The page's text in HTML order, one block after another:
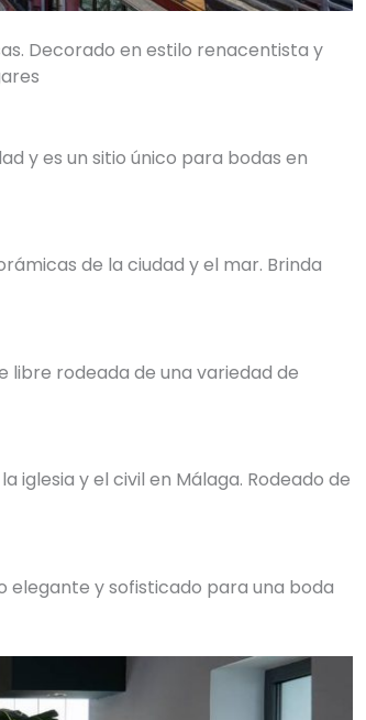
Decorado en estilo renacentista y
y es un sitio único para bodas en
de la ciudad y el mar. Brinda
libre rodeada de una variedad de
y el civil en Málaga. Rodeado de
elegante y sofisticado para una boda